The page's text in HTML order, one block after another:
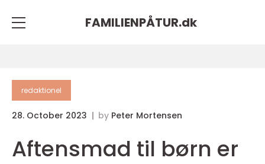
FAMILIENPÅTUR.dk
redaktionel
28. October 2023 by Peter Mortensen
Aftensmad til børn er